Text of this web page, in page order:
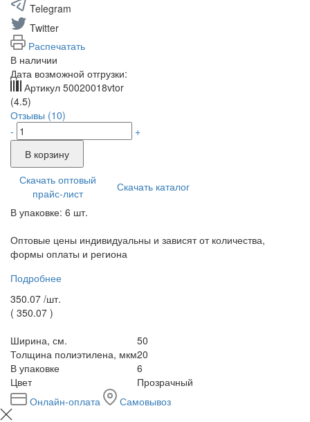
Telegram
Twitter
Распечатать
В наличии
Дата возможной отгрузки:
Артикул 50020018vtor
(4.5)
Отзывы (10)
-
+
В корзину
Скачать оптовый
прайс-лист
Скачать каталог
В упаковке: 6 шт.
Оптовые цены индивидуальны и зависят от количества,
формы оплаты и региона
Подробнее
350.07 /шт.
( 350.07 )
Ширина, см.
50
Толщина полиэтилена, мкм20
В упаковке
6
Цвет
Прозрачный
Онлайн-оплата
Самовывоз